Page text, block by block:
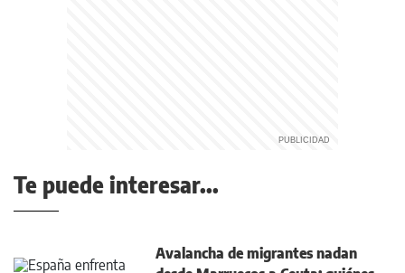
Te puede interesar...
Avalancha de migrantes nadan